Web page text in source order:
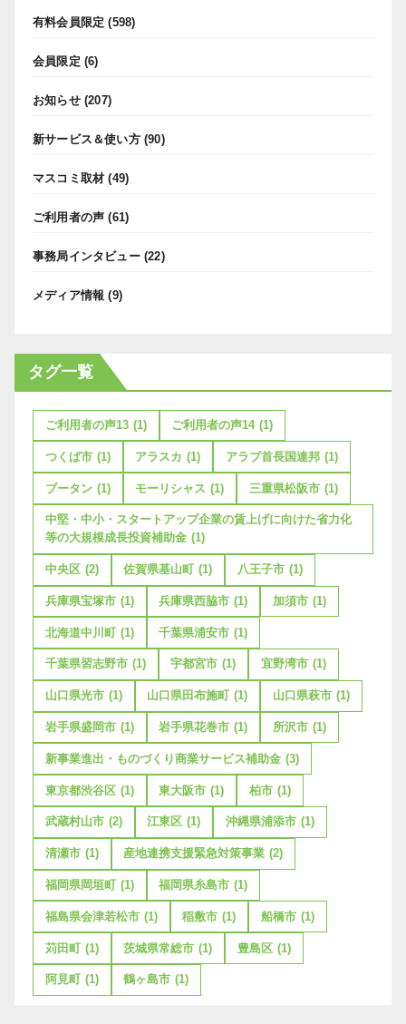
有料会員限定 (598)
会員限定 (6)
お知らせ(207)
新サービス＆使い方(90)
マスコミ取材 (49)
ご利用者の声 (61)
事務局インタビュー(22)
メディア情報 (9)
タグ一覧
ご利用者の声13 (1) ご利用者の声14 (1)
つくば市 (1) アラスカ (1) アラブ首長国連邦 (1)
ブータン (1) モーリシャス (1) 三重県松阪市 (1)
中堅・中小・スタートアップ企業の賃上げに向けた省力化
等の大規模成長投資補助金 (1)
中央区 (2) 佐賀県基山町 (1) 八王子市 (1)
兵庫県宝塚市 (1) 兵庫県西脇市 (1) 加須市 (1)
北海道中川町 (1) 千葉県浦安市 (1)
千葉県習志野市 (1) 宇都宮市 (1) 宜野湾市 (1)
山口県光市 (1) 山口県田布施町 (1) 山口県萩市 (1)
岩手県盛岡市 (1) 岩手県花巻市 (1) 所沢市 (1)
新事業進出・ものづくり商業サービス補助金 (3)
東京都渋谷区 (1) 東大阪市 (1) 柏市 (1)
武蔵村山市 (2) 江東区 (1) 沖縄県浦添市 (1)
清瀬市 (1) 産地連携支援緊急対策事業 (2)
福岡県岡垣町 (1) 福岡県糸島市 (1)
福島県会津若松市 (1) 稲敷市 (1) 船橋市 (1)
苅田町 (1) 茨城県常総市 (1) 豊島区 (1)
阿見町 (1) 鶴ヶ島市 (1)